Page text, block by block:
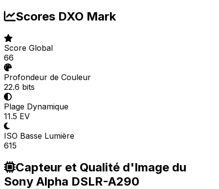
Scores DXO Mark
Score Global
66
Profondeur de Couleur
22.6 bits
Plage Dynamique
11.5 EV
ISO Basse Lumière
615
Capteur et Qualité d'Image du
Sony Alpha DSLR-A290